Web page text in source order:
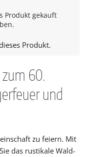
Produkt gekauft
Produkt.
60.
und
zu feiern. Mit
das rustikale Wald-